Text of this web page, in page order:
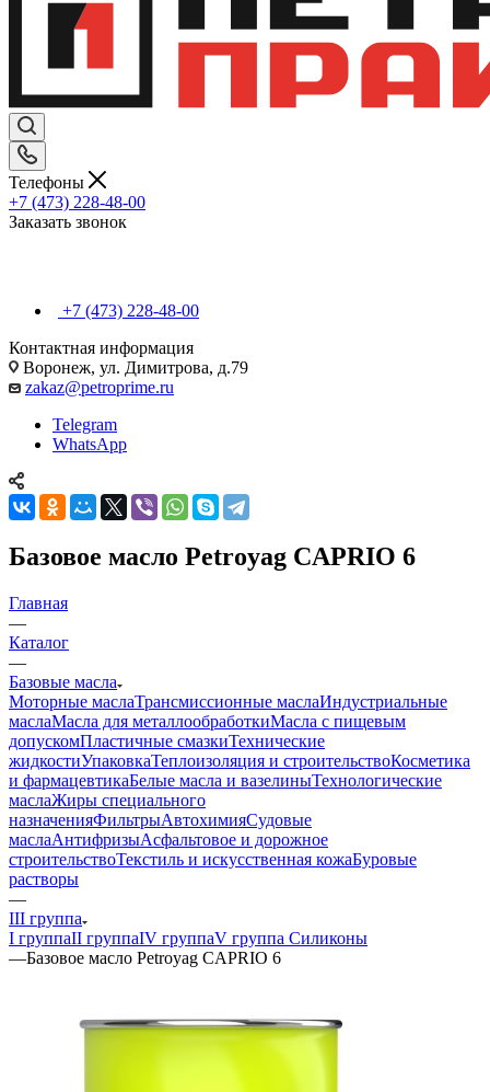
Телефоны
+7 (473) 228-48-00
Заказать звонок
+7 (473) 228-48-00
Контактная информация
Воронеж, ул. Димитрова, д.79
zakaz@petroprime.ru
Telegram
WhatsApp
Базовое масло Petroyag CAPRIO 6
Главная
—
Каталог
—
Базовые масла
Моторные маслаТрансмиссионные маслаИндустриальные
маслаМасла для металлообработкиМасла с пищевым
допускомПластичные смазкиТехнические
жидкостиУпаковкаТеплоизоляция и строительствоКосметика
и фармацевтикаБелые масла и вазелиныТехнологические
маслаЖиры специального
назначенияФильтрыАвтохимияСудовые
маслаАнтифризыАсфальтовое и дорожное
строительствоТекстиль и искусственная кожаБуровые
растворы
—
III группа
I группаII группаIV группаV группа Силиконы
—Базовое масло Petroyag CAPRIO 6